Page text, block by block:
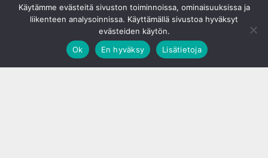
Käytämme evästeitä sivuston toiminnoissa, ominaisuuksissa ja
liikenteen analysoinnissa. Käyttämällä sivustoa hyväksyt
evästeiden käytön.
Ok
En hyväksy Lisätietoja